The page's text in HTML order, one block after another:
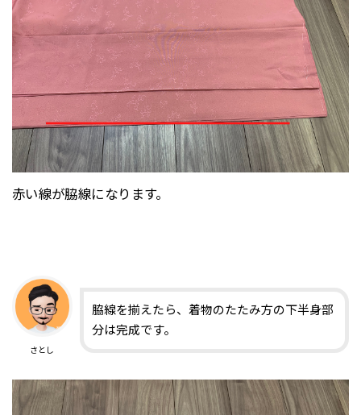
赤い線が脇線になります。
さとし
脇線を揃えたら、着物のたたみ方の下半身部
分は完成です。